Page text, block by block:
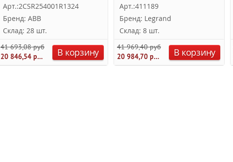
Арт.:2CSR254001R1324
Бренд: ABB
Склад: 28 шт.
41 693,08 руб.
20 846,54 руб.
В корзину
Арт.:411189
Бренд: Legrand
Склад: 8 шт.
41 969,40 руб.
20 984,70 руб.
В корзину